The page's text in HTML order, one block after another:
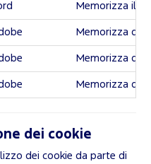
Memorizza il
Memorizza
Memorizza
Memorizza
dei cookie
dei cookie da parte di